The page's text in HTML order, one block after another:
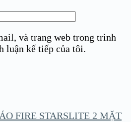
và trang web trong trình
luận kế tiếp của tôi.